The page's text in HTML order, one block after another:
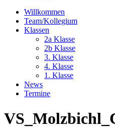
Willkommen
Team/Kollegium
Klassen
2a Klasse
2b Klasse
3. Klasse
4. Klasse
1. Klasse
News
Termine